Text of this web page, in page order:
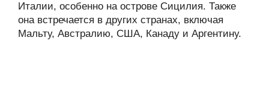
Италии, особенно на острове Сицилия. Также
она встречается в других странах, включая
Мальту, Австралию, США, Канаду и Аргентину.